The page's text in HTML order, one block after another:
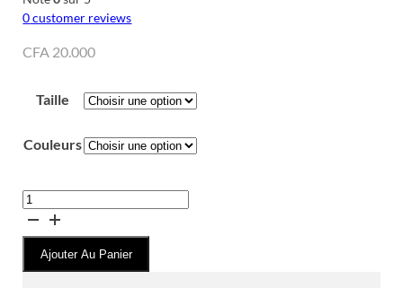
0customer reviews
CFA 20.000
Taille
Couleurs
quantité
de
Jeans
JACOB
Ajouter Au Panier